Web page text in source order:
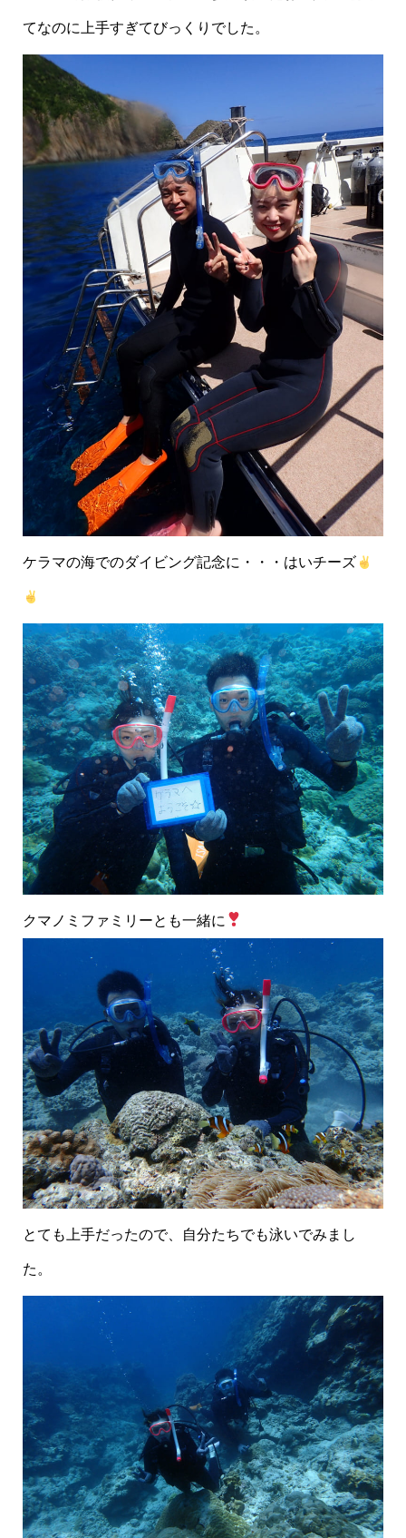
てなのに上手すぎてびっくりでした。
ケラマの海でのダイビング記念に・・・はいチーズ
クマノミファミリーとも一緒に
とても上手だったので、自分たちでも泳いでみまし
た。